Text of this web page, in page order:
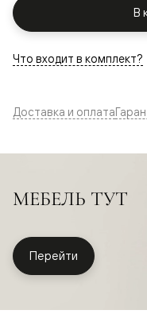
В
Что входит в комплект?
Доставка и оплата
МЕБЕЛЬ ТУТ
Перейти